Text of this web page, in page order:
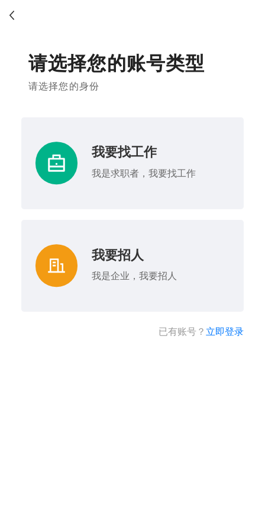
请选择您的账号类型
请选择您的身份
我要找工作
我是求职者，我要找工作
我要招人
我是企业，我要招人
已有账号？ 立即登录